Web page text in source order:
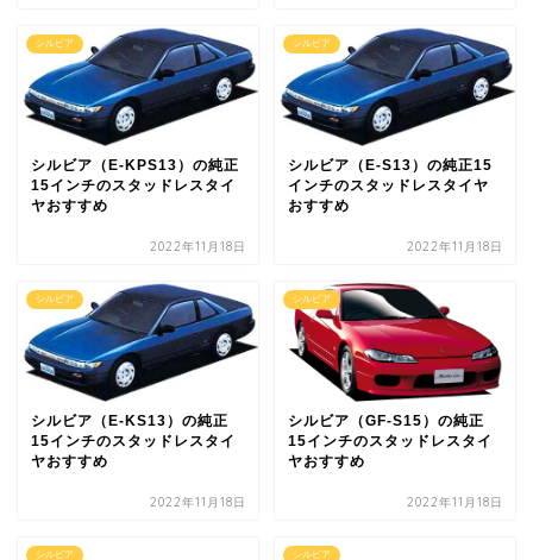
シルビア
シルビア（E-KPS13）の純正
15インチのスタッドレスタイ
ヤおすすめ
2022年11月18日
シルビア
シルビア（E-S13）の純正15
インチのスタッドレスタイヤ
おすすめ
2022年11月18日
シルビア
シルビア（E-KS13）の純正
15インチのスタッドレスタイ
ヤおすすめ
2022年11月18日
シルビア
シルビア（GF-S15）の純正
15インチのスタッドレスタイ
ヤおすすめ
2022年11月18日
シルビア シルビア